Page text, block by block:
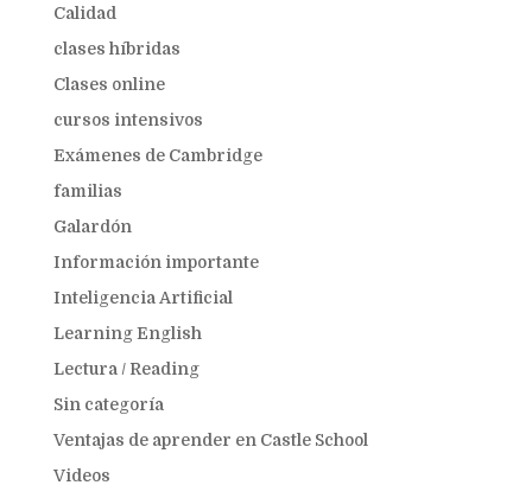
Calidad
clases híbridas
Clases online
cursos intensivos
Exámenes de Cambridge
familias
Galardón
Información importante
Inteligencia Artificial
Learning English
Lectura / Reading
Sin categoría
Ventajas de aprender en Castle School
Videos